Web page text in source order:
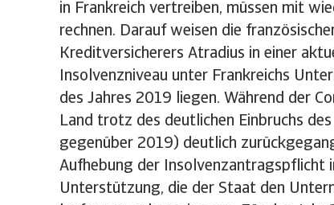
in Frankreich vertreiben, müssen mit
rechnen. Darauf weisen die
Kreditversicherers Atradius in einer
Insolvenzniveau unter Frankreichs
des Jahres 2019 liegen. Während der
Land trotz des deutlichen Einbruchs
gegenüber 2019) deutlich
Aufhebung der Insolvenzantragspflicht
Unterstützung, die der Staat den